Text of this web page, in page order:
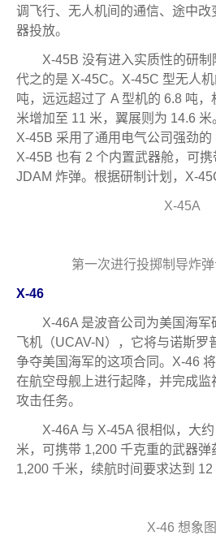
调飞行、无人机间的通信、途中
器投放。
X-45B 没有进入实质性的研制
代之的是 X-45C。X-45C 型无人
吨，远远超过了 A 型机的 6.8 吨
米增加至 11 米，翼展则为 14.6 米
X-45B 采用了通用电气公司强劲的
X-45B 也有 2 个内置武器舱，可
JDAM 炸弹。根据研制计划，X-
X-45A
第一次进行投掷制导炸
X-46
X-46A 是波音公司为美国海军
飞机（UCAV-N），它将与诺斯罗
争夺美国海军的这项合同。X-46
在航空母舰上进行起降，并完成监
攻击任务。
X-46A 与 X-45A 很相似，大约
米，可携带 1,200 千克重的武器弹
1,200 千米，续航时间要求达到 12
X-46 想象图